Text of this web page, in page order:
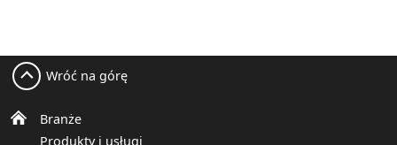
Branże
Produkty i usługi
Wróć na górę